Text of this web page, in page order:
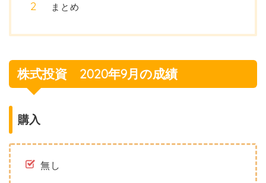
まとめ
株式投資 2020年9月の成績
購入
無し